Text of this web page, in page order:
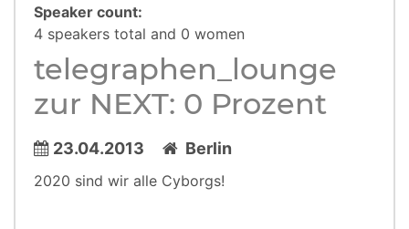
Speaker count:
4 speakers total and 0 women
telegraphen_lounge
zur NEXT: 0 Prozent
23.04.2013 Berlin
2020 sind wir alle Cyborgs!